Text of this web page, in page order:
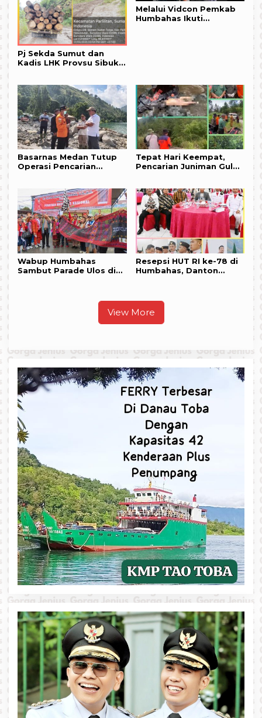
Pj Sekda Sumut dan
Kadis LHK Provsu Sibuk
Makam Pahlawan Sisinga
Mangaraja XII di
Humbahas Asik Nebang
Pohon
Melalui Vidcon Pemkab
Humbahas Ikuti
Basarnas Medan Tutup
Operasi Pencarian
Humbahas
Tepat Hari Keempat,
Pencarian Juniman Gulo
Wabup Humbahas
Sambut Parade Ulos di
Resepsi HUT RI ke-78 di
Humbahas, Danton
View More